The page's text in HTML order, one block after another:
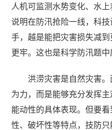
人机可监测水势变化、水
说明在防汛抢险一线，科
手，越是能把灾害损失减
更牢。这也是科学防汛题中
洪涝灾害是自然灾害
为力，而是能够充分发挥
能动性的具体表现。但要
性、破坏性等特点，技防